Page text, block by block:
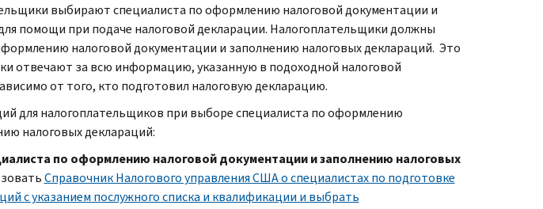
выбирают специалиста по оформлению налоговой документации и
помощи при подаче налоговой декларации. Налогоплательщики должны
налоговой документации и заполнению налоговых деклараций. Это
отвечают за всю информацию, указанную в подоходной налоговой
от того, кто подготовил налоговую декларацию.
для налогоплательщиков при выборе специалиста по оформлению
налоговых деклараций:
по оформлению налоговой документации и заполнению налоговых
Справочник Налогового управления США о специалистах по подготовке
с указанием послужного списка и квалификации и выбрать